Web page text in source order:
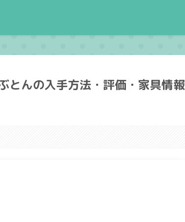
とんの入手方法・評価・家具情報